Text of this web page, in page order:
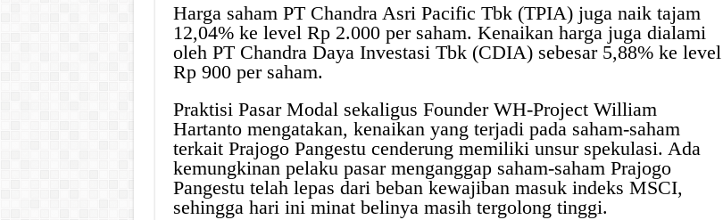
Harga saham PT Chandra Asri Pacific Tbk (TPIA) juga naik tajam
12,04% ke level Rp 2.000 per saham. Kenaikan harga juga dialami
oleh PT Chandra Daya Investasi Tbk (CDIA) sebesar 5,88% ke level
Rp 900 per saham.
Praktisi Pasar Modal sekaligus Founder WH-Project William
Hartanto mengatakan, kenaikan yang terjadi pada saham-saham
terkait Prajogo Pangestu cenderung memiliki unsur spekulasi. Ada
kemungkinan pelaku pasar menganggap saham-saham Prajogo
Pangestu telah lepas dari beban kewajiban masuk indeks MSCI,
sehingga hari ini minat belinya masih tergolong tinggi.